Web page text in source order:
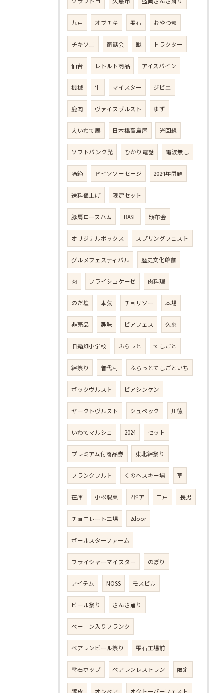
九戸 オブチキ 雫石 おやつ部
チキソニ 商談会 獣 トラクター
仙台 レトルト商品 アイスバイン
機械 牛 マイスター ジビエ
鹿肉 ヴァイスヴルスト ゆず
大いわて展 日本橋高島屋 光回線
ソフトバンク光 ひかり電話 電波無し
隔絶 ドイツソーセージ 2024年問題
送料値上げ 限定セット
豚肩ロースハム BASE 頒布会
オリジナルボックス スプリングフェスト
グルメフェスティバル 歴史文化館前
肉 フライシュケーゼ 肉料理
のだ塩 本気 チョリソー 本場
非売品 趣味 ビアフェス 久慈
旧霜畑小学校 ふらっと てしごと
絆祭り 普代村 ふらっとてしごといち
ボックヴルスト ビアシンケン
ヤークトヴルスト シュペック 川徳
いわてマルシェ 2024 セット
プレミアム付商品券 東北絆祭り
フランクフルト くのへスキー場 草
在庫 小松製菓 2ドア 二戸 長男
チョコレート工場 2door
ポールスターファーム
フライシャーマイスター のぼり
アイテム MOSS モスビル
ビール祭り さんさ踊り
ベーコン入りフランク
べアレンビール祭り 雫石工場前
雫石ホップ ベアレンレストラン 限定
豚皮 オンベア オクトーバーフェスト